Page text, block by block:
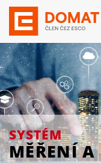
SYSTÉM
MĚŘENÍ A
SYSTÉM
MĚŘENÍ A